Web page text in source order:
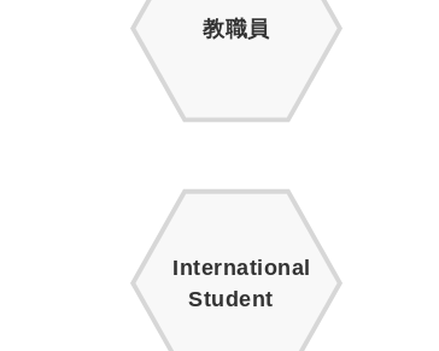
教職員
International
Student